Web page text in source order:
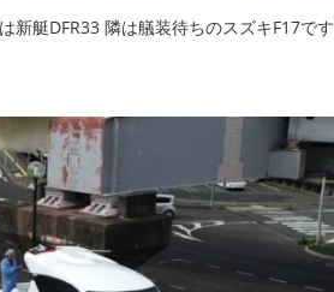
新艇DFR33 隣は艤装待ちのスズキF17です